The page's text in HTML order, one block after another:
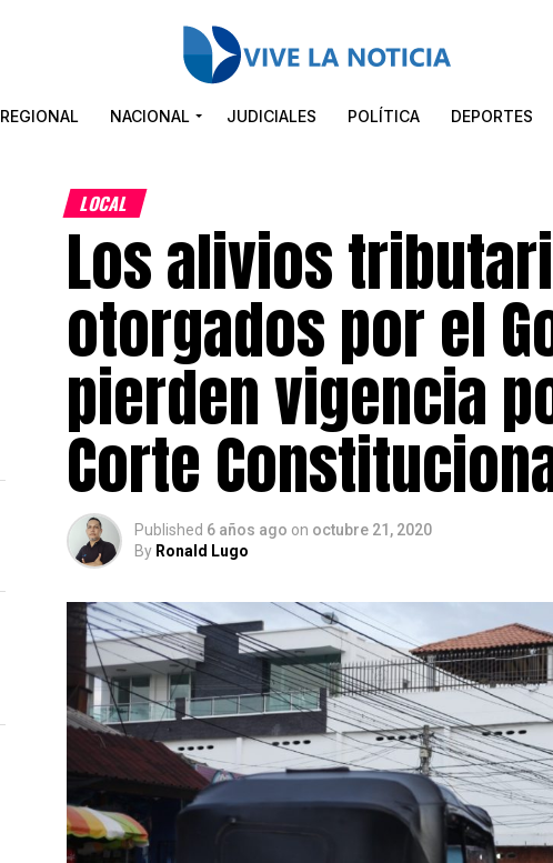
REGIONAL NACIONAL JUDICIALES POLÍTICA DEPORTES
LOCAL
Los alivios
otorgados por el
pierden vigencia
Corte
Published 6 años ago on octubre 21, 2020
By Ronald Lugo